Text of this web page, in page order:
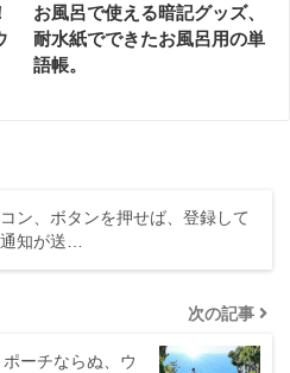
お風呂で使える暗記グッズ、
耐水紙でできたお風呂用の単
語帳。
ン、ボタンを押せば、登録して
知が送…
次の記事
ーチならぬ、ウ